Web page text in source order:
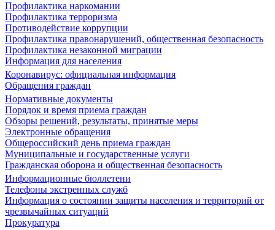
Профилактика наркомании
Профилактика терроризма
Противодействие коррупции
Профилактика правонарушений, общественная безопасность
Профилактика незаконной миграции
Информация для населения
Коронавирус: официальная информация
Обращения граждан
Нормативные документы
Порядок и время приема граждан
Обзоры решений, результаты, принятые меры
Электронные обращения
Общероссийский день приема граждан
Муниципальные и государственные услуги
Гражданская оборона и общественная безопасность
Информационные бюллетени
Телефоны экстренных служб
Информация о состоянии защиты населения и территорий от
чрезвычайных ситуаций
Прокуратура